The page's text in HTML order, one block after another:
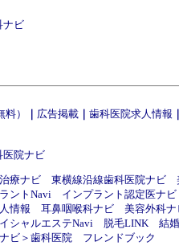
ナビ
） 広告掲載 歯科医院求人情報
医院ナビ
療ナビ 東横線沿線歯科医院ナビ
ントNavi インプラント認定医ナビ
情報 耳鼻咽喉科ナビ 美容外科ナ
シャルエステNavi 脱毛LINK 結
ビ ＞ 歯科医院 フレンドブック